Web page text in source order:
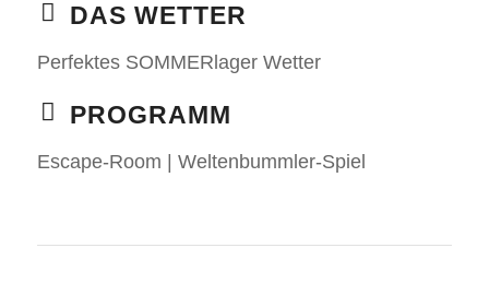
DAS WET­TER
Per­fek­tes SOM­MER­la­ger Wet­ter
PRO­GRAMM
Escape-Room | Wel­ten­bumm­ler-Spiel